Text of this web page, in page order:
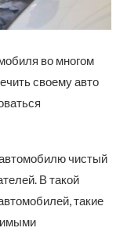
во многом
своему авто
чистый
В такой
такие